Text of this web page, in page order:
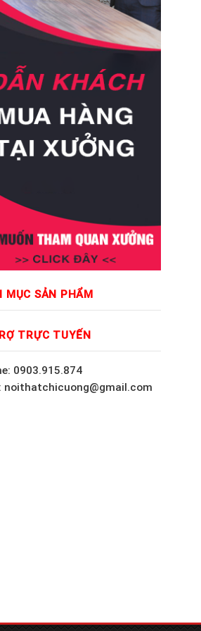
MỤC SẢN PHẨM
TRỰC TUYẾN
0903.915.874
noithatchicuong@gmail.com